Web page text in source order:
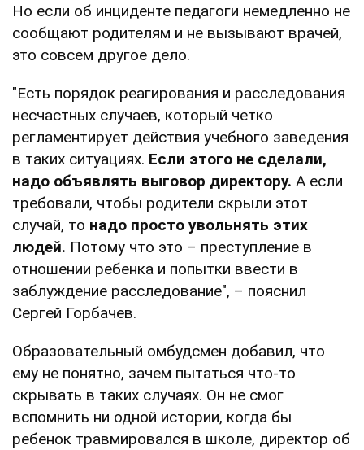
Но если об инциденте педагоги немедленно не
сообщают родителям и не вызывают врачей,
это совсем другое дело.
"Есть порядок реагирования и расследования
несчастных случаев, который четко
регламентирует действия учебного заведения
в таких ситуациях. Если этого не сделали,
надо объявлять выговор директору. А если
требовали, чтобы родители скрыли этот
случай, то надо просто увольнять этих
людей. Потому что это – преступление в
отношении ребенка и попытки ввести в
заблуждение расследование", – пояснил
Сергей Горбачев.
Образовательный омбудсмен добавил, что
ему не понятно, зачем пытаться что-то
скрывать в таких случаях. Он не смог
вспомнить ни одной истории, когда бы
ребенок травмировался в школе, директор об